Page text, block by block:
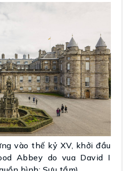
vào thế kỷ XV, khởi đầu
Abbey do vua David I